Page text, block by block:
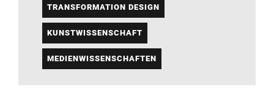
TRANSFORMATION DESIGN
KUNSTWISSENSCHAFT
MEDIENWISSENSCHAFTEN